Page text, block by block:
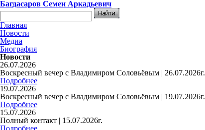
Багдасаров Семен Аркадьевич
Главная
Новости
Медиа
Биография
Новости
26.07.2026
Воскресный вечер с Владимиром Соловьёвым | 26.07.2026г.
Подробнее
19.07.2026
Воскресный вечер с Владимиром Соловьёвым | 19.07.2026г.
Подробнее
15.07.2026
Полный контакт | 15.07.2026г.
Подробнее